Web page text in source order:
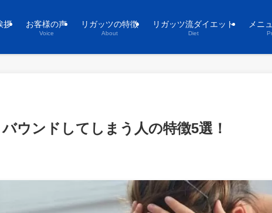
拶 お客様の声
Voice
リガッツの特徴
About
リガッツ流ダイエット
Diet
メニ
ウンドしてしまう人の特徴5選！